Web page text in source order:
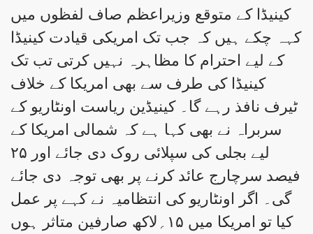
کینیڈا کے متوقع وزیراعظم صاف لفظوں میں
کہہ چکے ہیں کہ جب تک امریکی قیادت کینیڈا
کے لیے احترام کا مظاہرہ نہیں کرتی تب تک
کینیڈا کی طرف سے بھی امریکا کے خلاف
ٹیرف نافذ رہے گا۔ کینیڈین ریاست اونٹاریو کے
سربراہ نے بھی کہا ہے کہ شمالی امریکا کے
لیے بجلی کی سپلائی روک دی جائے اور ۲۵
فیصد سرچارج عائد کرنے پر بھی توجہ دی جائے
گی۔ اگر اونٹاریو کی انتظامیہ نے کہے پر عمل
کیا تو امریکا میں ۱۵؍لاکھ صارفین متاثر ہوں